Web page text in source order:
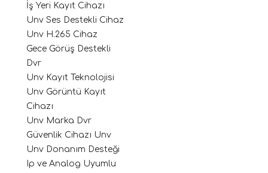
İş Yeri Kayıt Cihazı
Unv Ses Destekli Cihaz
Unv H.265 Cihaz
Gece Görüş Destekli
Dvr
Unv Kayıt Teknolojisi
Unv Görüntü Kayıt
Cihazı
Unv Marka Dvr
Güvenlik Cihazı Unv
Unv Donanım Desteği
Ip ve Analog Uyumlu